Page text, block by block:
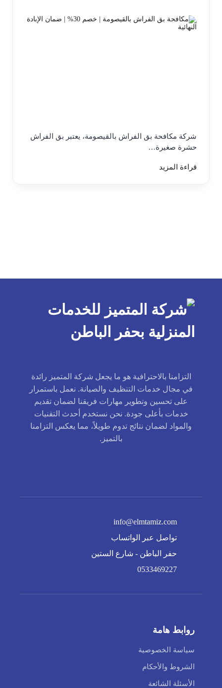
شركة مكافحة بق الفراش بالقيصومة، يعتبر بق الفراش
حشرة صغيرة…
قراءة المزيد
التزامنا بالاحترافية هو ما يجعل شركة المتميز رائدة
في مجال خدمات التنظيف والصيانة. نعمل باستمرار
على تحسين وتطوير مهارات فريقنا لضمان تقديم
خدمات بأعلى جودة. نحن نستخدم أحدث التقنيات
والمواد لضمان نتائج تدوم طويلاً، مما يعكس التزامنا
بالتميز.
info@elmtamiz.com
تواصل عبر الواتساب
حفر الباطن - شارع الستين
0533469227
روابط هامة
سياسة الخصوصية
الشروط والأحكام
الأسئلة الشائعة